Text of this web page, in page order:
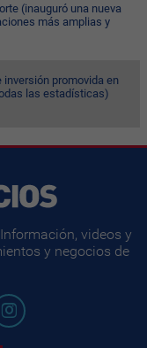
(inauguró una nueva
más amplias y
inversión promovida en
las estadísticas)
videos y
y negocios de